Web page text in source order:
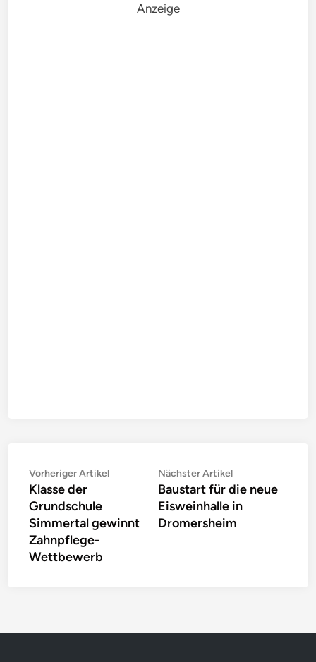
Anzeige
Beitragsnavigation
Vorheriger ArtikelVorheriger
Klasse der
Grundschule
Simmertal gewinnt
Zahnpflege-
Wettbewerb
Nächster ArtikelNächster
Artikel:
Baustart für die neue
Eisweinhalle in
Dromersheim